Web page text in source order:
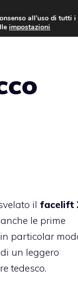
AUTO NEWS
il facelift
le prime
particolar
un leggero
tedesco.
all’uso di tutti
impostazioni